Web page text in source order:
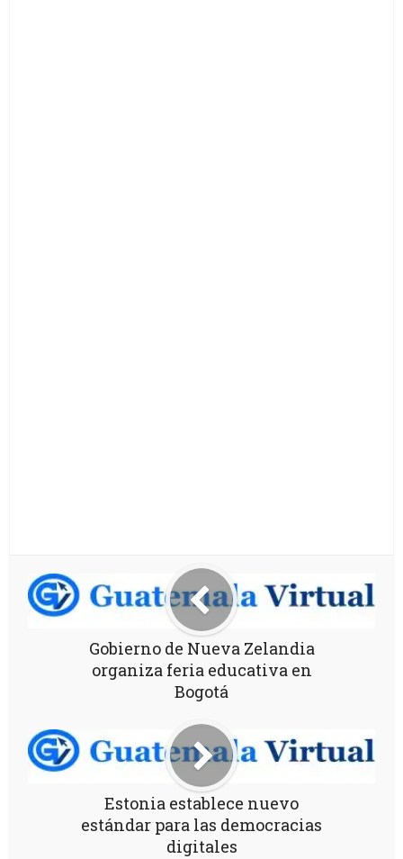
Gobierno de Nueva Zelandia
organiza feria educativa en
Bogotá
Estonia establece nuevo
estándar para las democracias
digitales